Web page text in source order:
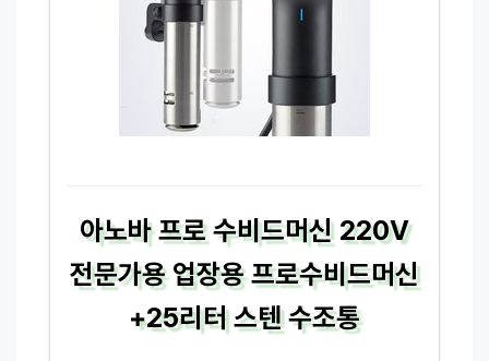
아노바 프로 수비드머신 220V
전문가용 업장용 프로수비드머신
+25리터 스텐 수조통